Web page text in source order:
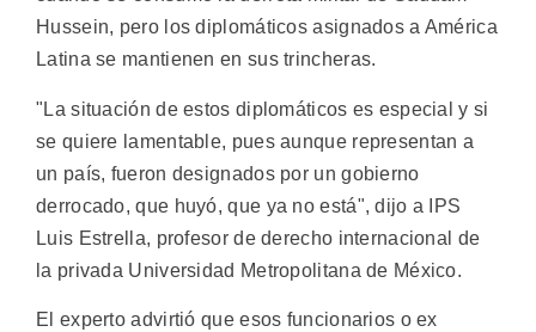
Hussein, pero los diplomáticos asignados a América
Latina se mantienen en sus trincheras.
"La situación de estos diplomáticos es especial y si
se quiere lamentable, pues aunque representan a
un país, fueron designados por un gobierno
derrocado, que huyó, que ya no está", dijo a IPS
Luis Estrella, profesor de derecho internacional de
la privada Universidad Metropolitana de México.
El experto advirtió que esos funcionarios o ex